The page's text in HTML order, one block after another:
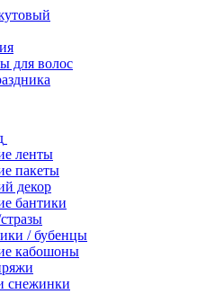
для волос
ленты
пакеты
декор
бантики
/ бубенцы
кабошоны
снежинки